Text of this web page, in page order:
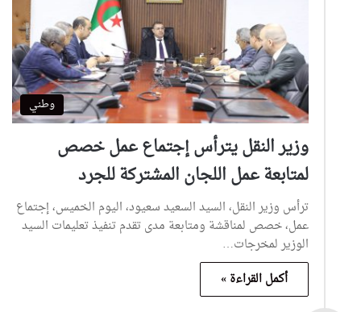
وطني
وزير النقل يترأس إجتماع عمل خصص
لمتابعة عمل اللجان المشتركة للجرد
ترأس وزير النقل، السيد السعيد سعيود، اليوم الخميس، إجتماع
عمل، خصص لمناقشة ومتابعة مدى تقدم تنفيذ تعليمات السيد
الوزير لمخرجات…
أكمل القراءة »